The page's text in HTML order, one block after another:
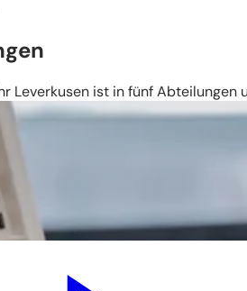
Leverkusen ist in fünf